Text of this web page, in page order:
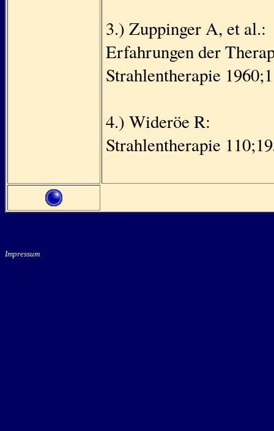
3.) Zuppinger A, et al.:
Erfahrungen der
Strahlentherapie
4.) Wideröe R:
Strahlentherapie
Impressum